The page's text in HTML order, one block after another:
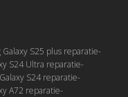
Galaxy S25 plus reparatie
S24 Ultra reparatie
S24 reparatie
A72 reparatie